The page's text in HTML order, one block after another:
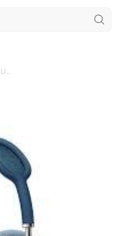
Беспроводные наушники AirPods Max 2 Blue USB-C (2026)